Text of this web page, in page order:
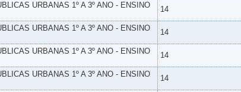
URBANAS 1º A 3º ANO - ENSINO
14
URBANAS 1º A 3º ANO - ENSINO
14
URBANAS 1º A 3º ANO - ENSINO
14
URBANAS 1º A 3º ANO - ENSINO
14